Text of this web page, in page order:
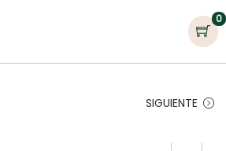
0
SIGUIENTE